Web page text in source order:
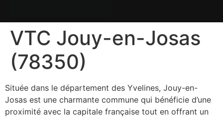
VTC Jouy-en-Josas
(78350)
Située dans le département des Yvelines, Jouy-en-
Josas est une charmante commune qui bénéficie d’une
proximité avec la capitale française tout en offrant un